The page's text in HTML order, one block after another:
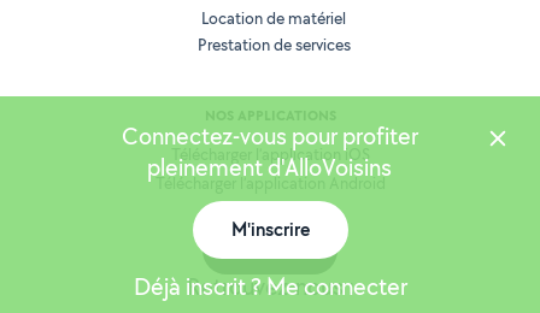
Retrouvez-nous :
Location de matériel
Prestation de services
Télécharger l’application iOS
Télécharger l’application Android
Connectez-vous pour profiter
pleinement d'AlloVoisins
M'inscrire
Déjà inscrit ? Me connecter